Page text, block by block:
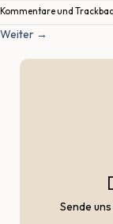
Kommentare und
Weiter →
Sende